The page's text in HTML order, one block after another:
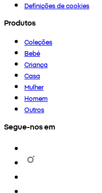
Definições de cookies
Produtos
Coleções
Bebé
Criança
Casa
Mulher
Homem
Outros
Segue-nos em